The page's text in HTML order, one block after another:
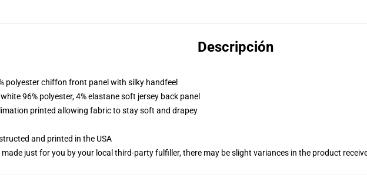
Descripción
polyester chiffon front panel with silky handfeel
96% polyester, 4% elastane soft jersey back panel
printed allowing fabric to stay soft and drapey
and printed in the USA
made just for you by your local third-party fulfiller, there may be slight variances in the product